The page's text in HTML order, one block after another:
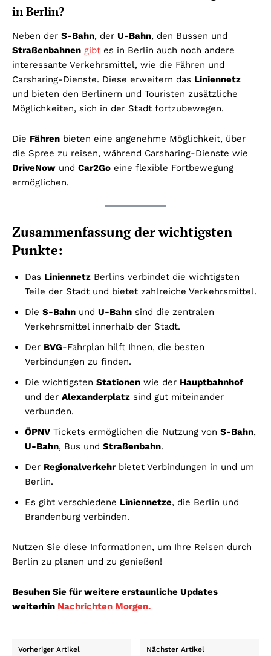
in Berlin?
Neben der S-Bahn, der U-Bahn, den Bussen und
Straßenbahnen gibt es in Berlin auch noch andere
interessante Verkehrsmittel, wie die Fähren und
Carsharing-Dienste. Diese erweitern das Liniennetz
und bieten den Berlinern und Touristen zusätzliche
Möglichkeiten, sich in der Stadt fortzubewegen.
Die Fähren bieten eine angenehme Möglichkeit, über
die Spree zu reisen, während Carsharing-Dienste wie
DriveNow und Car2Go eine flexible Fortbewegung
ermöglichen.
Zusammenfassung der wichtigsten
Punkte:
Das Liniennetz Berlins verbindet die wichtigsten
Teile der Stadt und bietet zahlreiche Verkehrsmittel.
Die S-Bahn und U-Bahn sind die zentralen
Verkehrsmittel innerhalb der Stadt.
Der BVG-Fahrplan hilft Ihnen, die besten
Verbindungen zu finden.
Die wichtigsten Stationen wie der Hauptbahnhof
und der Alexanderplatz sind gut miteinander
verbunden.
ÖPNV Tickets ermöglichen die Nutzung von S-Bahn,
U-Bahn, Bus und Straßenbahn.
Der Regionalverkehrbietet Verbindungen in und um
Berlin.
Es gibt verschiedene Liniennetze, die Berlin und
Brandenburg verbinden.
Nutzen Sie diese Informationen, um Ihre Reisen durch
Berlin zu planen und zu genießen!
Besuhen Sie für weitere erstaunliche Updates
weiterhin Nachrichten Morgen.
Vorheriger Artikel Nächster Artikel